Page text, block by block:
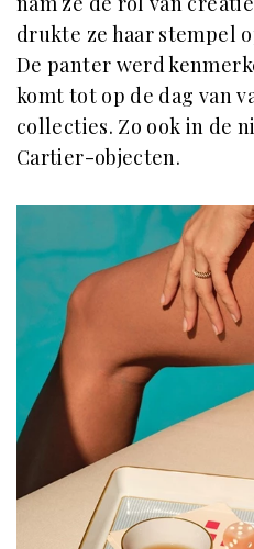
drukte ze haar stempel
De panter werd
komt tot op de dag van
collecties. Zo ook in de
Cartier-objecten.